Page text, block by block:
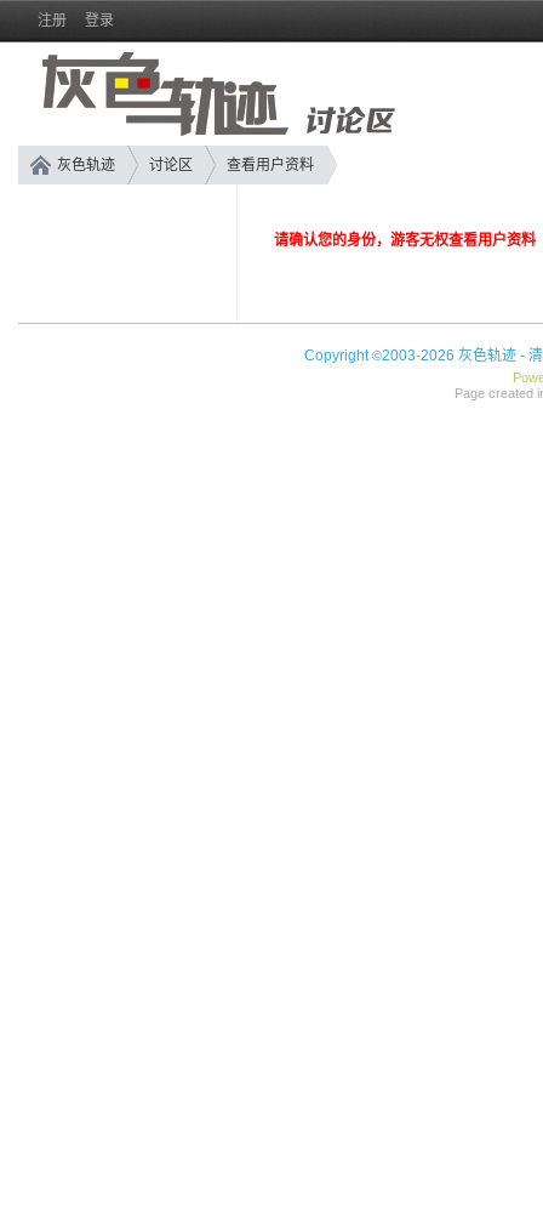
注册 登录
灰色轨迹 讨论区 查看用户资料
请确认您的身份，游客无权查看用户资料
Copyright©2003-2026 灰色轨迹 -
Page created